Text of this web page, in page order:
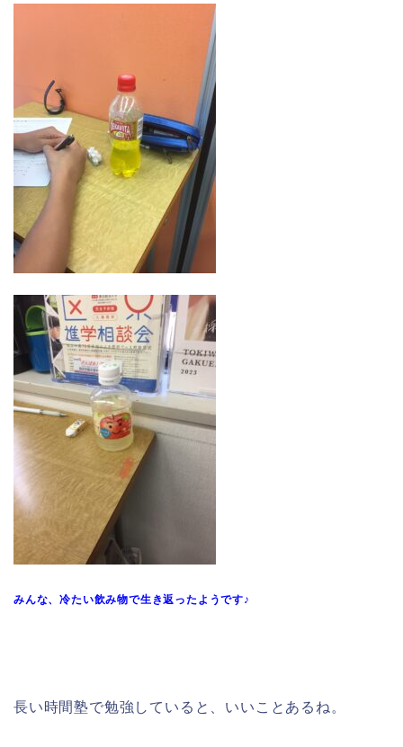
みんな、冷たい飲み物で生き返ったようです♪
長い時間塾で勉強していると、いいことあるね。